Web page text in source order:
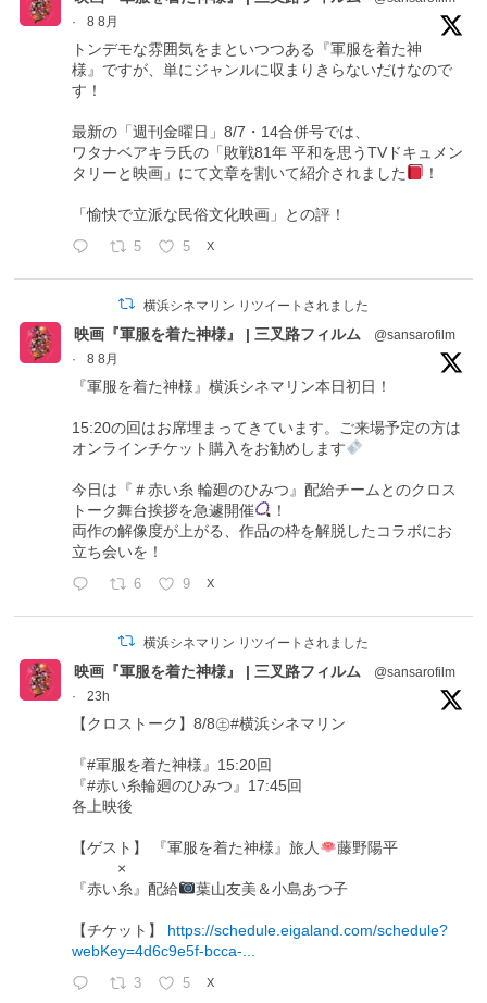
·
8 8月
トンデモな雰囲気をまといつつある『軍服を着た神
様』ですが、単にジャンルに収まりきらないだけなので
す！
最新の「週刊金曜日」8/7・14合併号では、
ワタナベアキラ氏の「敗戦81年 平和を思うTVドキュメン
タリーと映画」にて文章を割いて紹介されました
！
「愉快で立派な民俗文化映画」との評！
5 5 X
横浜シネマリン リツイートされました
映画『軍服を着た神様』 | 三叉路フィルム
@sansarofilm
·
8 8月
『軍服を着た神様』横浜シネマリン本日初日！
15:20の回はお席埋まってきています。ご来場予定の方は
オンラインチケット購入をお勧めします
今日は『＃赤い糸 輪廻のひみつ』配給チームとのクロス
トーク舞台挨拶を急遽開催
！
両作の解像度が上がる、作品の枠を解脱したコラボにお
立ち会いを！
6 9 X
横浜シネマリン リツイートされました
映画『軍服を着た神様』 | 三叉路フィルム
@sansarofilm
·
23h
【クロストーク】8/8㊏#横浜シネマリン
『#軍服を着た神様』15:20回
『#赤い糸輪廻のひみつ』17:45回
各上映後
【ゲスト】 『軍服を着た神様』旅人
藤野陽平
×
『赤い糸』配給
葉山友美＆小島あつ子
【チケット】 https://schedule.eigaland.com/schedule?
webKey=4d6c9e5f-bcca-...
3 5 X